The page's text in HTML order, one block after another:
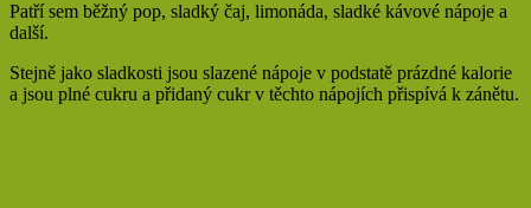
Patří sem běžný pop, sladký čaj, limonáda, sladké kávové nápoje a
další.
Stejně jako sladkosti jsou slazené nápoje v podstatě prázdné kalorie
a jsou plné cukru a přidaný cukr v těchto nápojích přispívá k zánětu.